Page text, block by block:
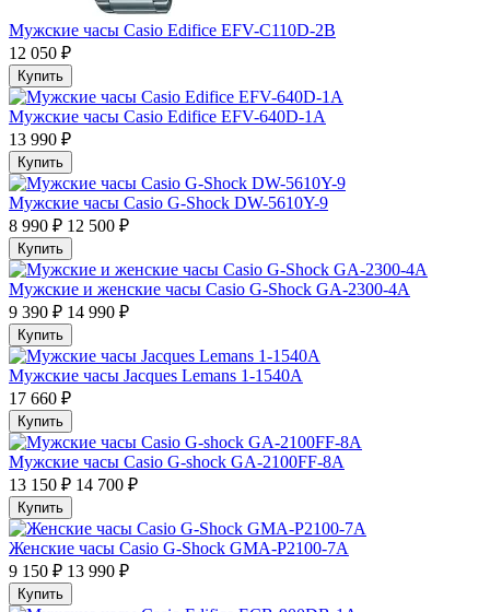
Мужские часы Casio Edifice EFV-C110D-2B
12 050 ₽
Купить
Мужские часы Casio Edifice EFV-640D-1A
13 990 ₽
Купить
Мужские часы Casio G-Shock DW-5610Y-9
8 990 ₽ 12 500 ₽
Купить
Мужские и женские часы Casio G-Shock GA-2300-4A
9 390 ₽ 14 990 ₽
Купить
Мужские часы Jacques Lemans 1-1540A
17 660 ₽
Купить
Мужские часы Casio G-shock GA-2100FF-8A
13 150 ₽ 14 700 ₽
Купить
Женские часы Casio G-Shock GMA-P2100-7A
9 150 ₽ 13 990 ₽
Купить